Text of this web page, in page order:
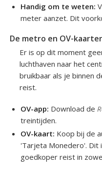
Handig om te weten:
meter aanzet. Dit
De metro en OV-
Er is op dit moment
luchthaven naar het
bruikbaar als je binnen
reist.
OV-app: Download de
treintijden.
OV-kaart: Koop bij de
'Tarjeta Monedero'. Dit
goedkoper reist in